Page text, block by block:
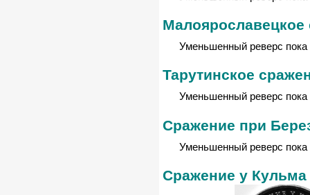
Малоярославецкое
Уменьшенный реверс пока
Тарутинское
Уменьшенный реверс пока
Cражение при
Уменьшенный реверс пока
Сражение у Кульма